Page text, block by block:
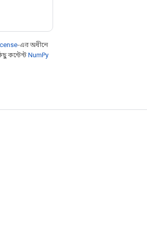
-এর অধীনে
কন্টেন্ট NumPy